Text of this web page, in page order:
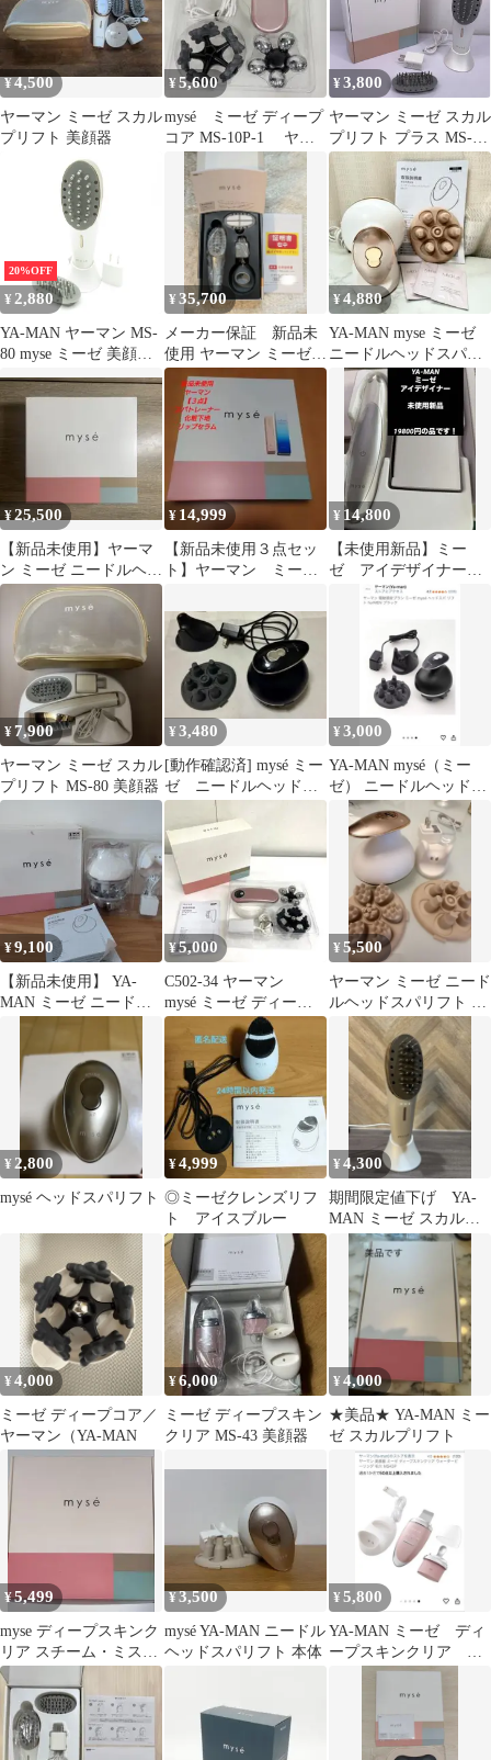
¥4,500
ヤーマン ミーゼ スカル
プリフト 美顔器
¥5,600
mysé ミーゼ ディープ
コア MS-10P-1 ヤー
マン ピンク ダイエッ
¥3,800
ヤーマン ミーゼ スカル
プリフト プラス MS-
82W 管理M
20%OFF
¥ 2,880
YA-MAN ヤーマン MS-
80 myse ミーゼ 美顔器
エステ マッサージ
BN5706
¥35,700
メーカー保証 新品未
使用 ヤーマン ミーゼ
ニードルリフトブラシ
MS-83S
¥4,880
YA-MAN myse ミーゼ
ニードルヘッドスパリ
フト 家庭用美容器
¥25,500
【新品未使用】ヤーマ
ン ミーゼ ニードルヘッ
ドスパ EMS MS-33W
新品
¥ 14,999
【新品未使用３点セッ
ト】ヤーマン ミーゼ
プセラム 他
¥ 14,800
【未使用新品】ミー
ゼ アイデザイナー
YA-MAN ヤーマン
¥7,900
ヤーマン ミーゼ スカル
プリフト MS-80 美顔器
¥3,480
[動作確認済] mysé ミー
ゼ ニードルヘッドス
パリフト YA-MAN
¥3,000
YA-MAN mysé（ミー
ゼ） ニードルヘッドス
パリフト
¥9,100
【新品未使用】 YA-
MAN ミーゼ ニードル
¥5,000
C502-34 ヤーマン
mysé ミーゼ ディープ
コア MS-10P
¥5,500
ヤーマン ミーゼ ニード
ルヘッドスパリフト 電
動頭皮ブラシ MS31N
ゴールド
¥2,800
mysé ヘッドスパリフト
¥4,999
◎ミーゼクレンズリフ
ト アイスブルー
¥4,300
期間限定値下げ YA-
MAN ミーゼ スカルプ
リフトMS-80
¥4,000
ミーゼ ディープコア／
ヤーマン（YA-MAN
¥6,000
ミーゼ ディープスキン
クリア MS-43 美顔器
¥4,000
★美品★ YA-MAN ミー
ゼ スカルプリフト
¥5,499
myse ディープスキンク
リア スチーム・ミスト
機能 ヤーマン MS-43P
¥3,500
mysé YA-MAN ニードル
ヘッドスパリフト 本体
¥5,800
YA-MAN ミーゼ ディ
ープスキンクリア ピ
ーリング機器